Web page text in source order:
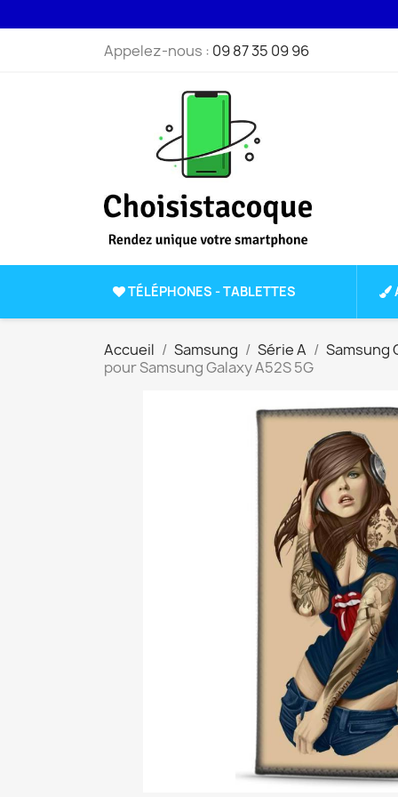
Appelez-nous : 09 87 35 09 96
TÉLÉPHONES - TABLETTES
Accueil Samsung Série A
Samsung
pour Samsung Galaxy A52S 5G